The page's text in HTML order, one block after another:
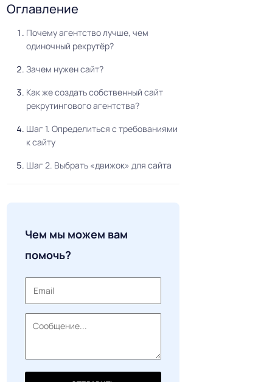
Оглавление
Почему агентство лучше, чем
одиночный рекрутёр?
Зачем нужен сайт?
Как же создать собственный сайт
рекрутингового агентства?
Шаг 1. Определиться с требованиями
к сайту
Шаг 2. Выбрать «движок» для сайта
Чем мы можем вам
помочь?